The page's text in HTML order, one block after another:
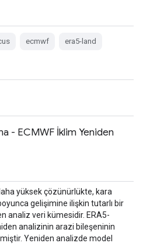
ecmwf era5-land
- ECMWF İklim Yeniden
yüksek çözünürlükte, kara
gelişimine ilişkin tutarlı bir
analiz veri kümesidir. ERA5-
analizinin arazi bileşeninin
Yeniden analizde model